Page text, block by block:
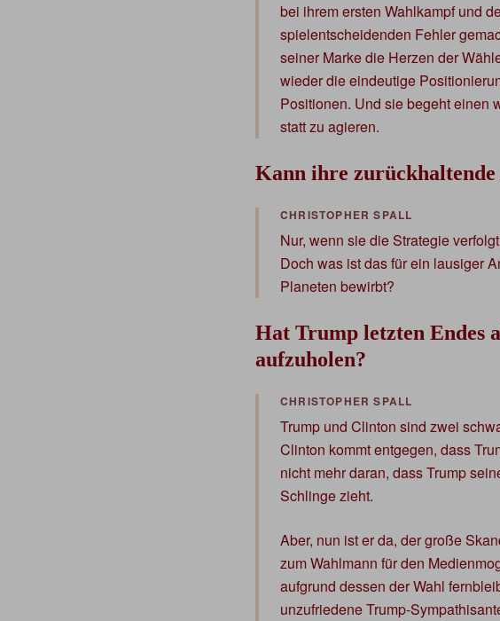
bei ihrem ersten Wahlkampf und
spielentscheidenden Fehler
seiner Marke die Herzen der
wieder die eindeutige
Positionen. Und sie begeht einen
statt zu agieren.
Kann ihre
Nur, wenn sie die Strategie
Doch was ist das für ein lausiger
Planeten bewirbt?
Hat Trump letzten Endes
aufzuholen?
Trump und Clinton sind zwei
Clinton kommt entgegen, dass
nicht mehr daran, dass Trump
Schlinge zieht.
Aber, nun ist er da, der große
zum Wahlmann für den
aufgrund dessen der Wahl
unzufriedene Trump-